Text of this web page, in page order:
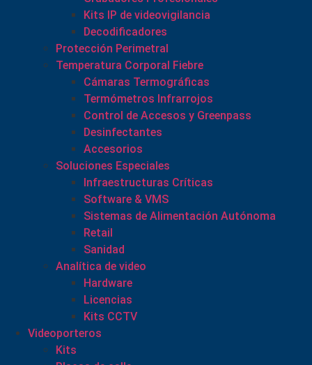
Kits IP de videovigilancia
Decodificadores
Protección Perimetral
Temperatura Corporal Fiebre
Cámaras Termográficas
Termómetros Infrarrojos
Control de Accesos y Greenpass
Desinfectantes
Accesorios
Soluciones Especiales
Infraestructuras Críticas
Software & VMS
Sistemas de Alimentación Autónoma
Retail
Sanidad
Analítica de video
Hardware
Licencias
Kits CCTV
Videoporteros
Kits